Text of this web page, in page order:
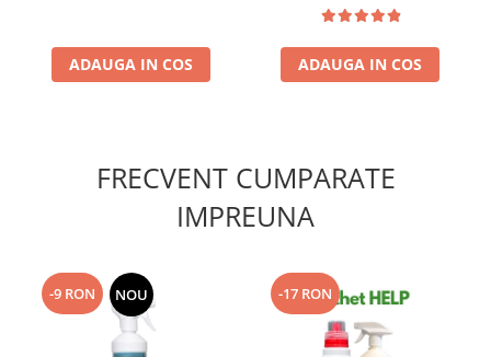
ADAUGA IN COS ADAUGA IN COS
FRECVENT CUMPARATE
IMPREUNA
-9 RON NOU -17 RON